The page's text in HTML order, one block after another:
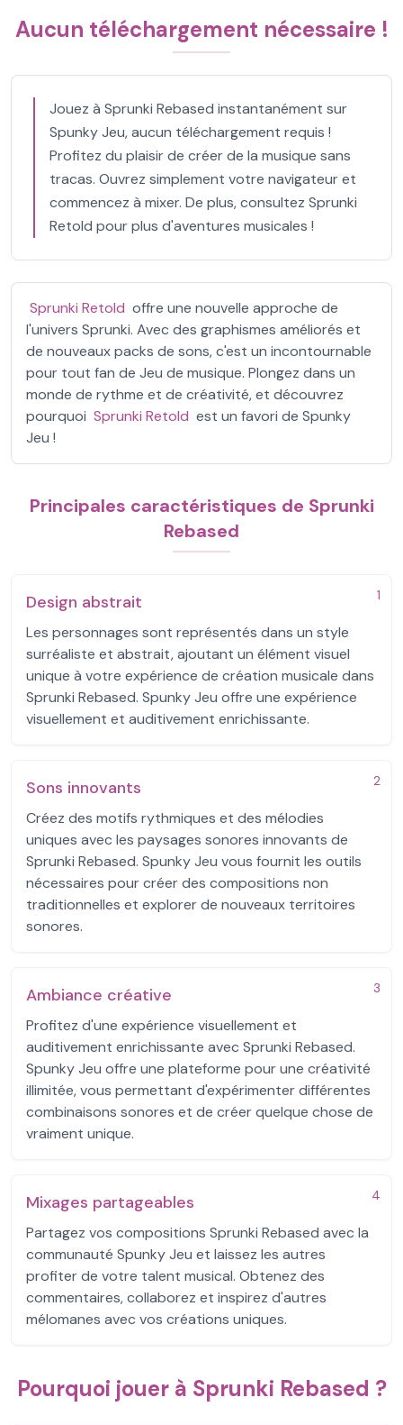
Aucun téléchargement nécessaire !
Jouez à Sprunki Rebased instantanément sur
Spunky Jeu, aucun téléchargement requis !
Profitez du plaisir de créer de la musique sans
tracas. Ouvrez simplement votre navigateur et
commencez à mixer. De plus, consultez Sprunki
Retold pour plus d'aventures musicales !
Sprunki Retold offre une nouvelle approche de
l'univers Sprunki. Avec des graphismes améliorés et
de nouveaux packs de sons, c'est un incontournable
pour tout fan de Jeu de musique. Plongez dans un
monde de rythme et de créativité, et découvrez
pourquoi Sprunki Retold est un favori de Spunky
Jeu !
Principales caractéristiques de Sprunki
Rebased
1
Design abstrait
Les personnages sont représentés dans un style
surréaliste et abstrait, ajoutant un élément visuel
unique à votre expérience de création musicale dans
Sprunki Rebased. Spunky Jeu offre une expérience
visuellement et auditivement enrichissante.
2
Sons innovants
Créez des motifs rythmiques et des mélodies
uniques avec les paysages sonores innovants de
Sprunki Rebased. Spunky Jeu vous fournit les outils
nécessaires pour créer des compositions non
traditionnelles et explorer de nouveaux territoires
sonores.
3
Ambiance créative
Profitez d'une expérience visuellement et
auditivement enrichissante avec Sprunki Rebased.
Spunky Jeu offre une plateforme pour une créativité
illimitée, vous permettant d'expérimenter différentes
combinaisons sonores et de créer quelque chose de
vraiment unique.
4
Mixages partageables
Partagez vos compositions Sprunki Rebased avec la
communauté Spunky Jeu et laissez les autres
profiter de votre talent musical. Obtenez des
commentaires, collaborez et inspirez d'autres
mélomanes avec vos créations uniques.
Pourquoi jouer à Sprunki Rebased ?